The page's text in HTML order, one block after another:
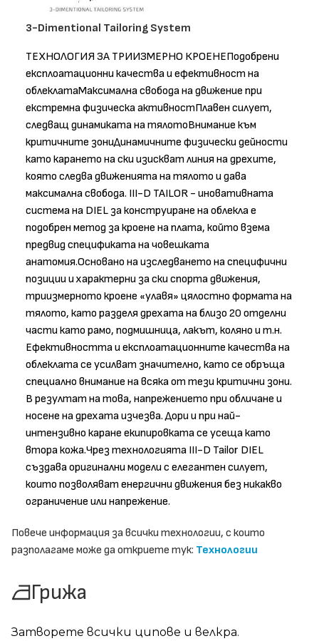
3-Dimentional Tailoring System
ТЕХНОЛОГИЯ ЗА ТРИИЗМЕРНО КРОЕНЕПодобрени
експлоатационни качества и ефективност на
облеклатаМаксимална свобода на движение при
екстремна физическа активностПлавен силует,
следващ динамиката на тялотоВнимание към
критичните зониДинамичните физически дейности
като карането на ски изискват линия на дрехите,
която следва движенията на тялото и дава
максимална свобода. III-D TAILOR - иновативната
система на DIEL за конструиране на облекла е
подобрен метод за кроене на плата, който взема
предвид спецификата на човешката
анатомия.Основано на изследването на специфични
позиции и характерни за ски спорта движения,
триизмерното кроене «улавя» цялостно формата на
тялото, като разделя дрехата на близо 20 отделни
части като рамо, подмишница, лакът, коляно и т.н.
Ефективността и експлоатационните качества на
облеклата се усилват значително, като се обръща
специално внимание на всяка от тези критични зони.
В резултат на това, напрежението при обличане и
носене на дрехата изчезва. Дори и при най-
интензивно каране екипировката се усеща като
втора кожа.Чрез технологията III-D Tailor DIEL
създава оригинални модели с елегантен силует,
които позволяват енергични движения без никакво
ограничение или напрежение.
Повече информация за всички технологии, с които
разполагаме може да откриете тук: Технологии
Грижа
Затворете всички ципове и велкра.